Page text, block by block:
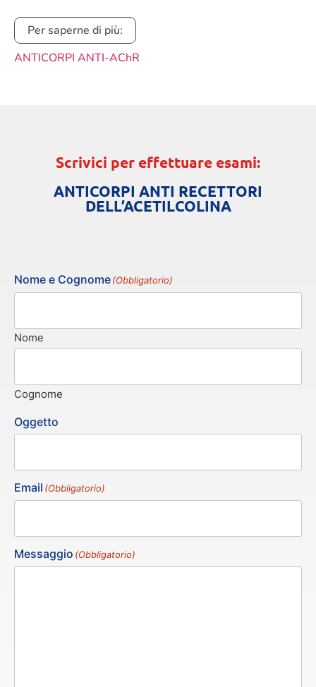
Per saperne di più:
ANTICORPI ANTI-AChR
Scrivici per effettuare esami:
ANTICORPI ANTI RECETTORI
DELL’ACETILCOLINA
Nome e Cognome(Obbligatorio)
Nome
Cognome
Oggetto
Email (Obbligatorio)
Messaggio (Obbligatorio)